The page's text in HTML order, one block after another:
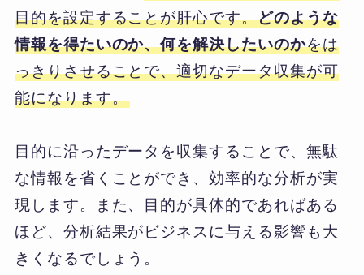
目的を設定することが肝心です。どのような
情報を得たいのか、何を解決したいのかをは
っきりさせることで、適切なデータ収集が可
能になります。
目的に沿ったデータを収集することで、無駄
な情報を省くことができ、効率的な分析が実
現します。また、目的が具体的であればある
ほど、分析結果がビジネスに与える影響も大
きくなるでしょう。